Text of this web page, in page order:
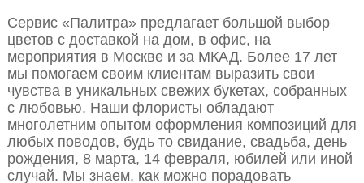
Сервис «Палитра» предлагает большой выбор
цветов с доставкой на дом, в офис, на
мероприятия в Москве и за МКАД. Более 17 лет
мы помогаем своим клиентам выразить свои
чувства в уникальных свежих букетах, собранных
с любовью. Наши флористы обладают
многолетним опытом оформления композиций для
любых поводов, будь то свидание, свадьба, день
рождения, 8 марта, 14 февраля, юбилей или иной
случай. Мы знаем, как можно порадовать